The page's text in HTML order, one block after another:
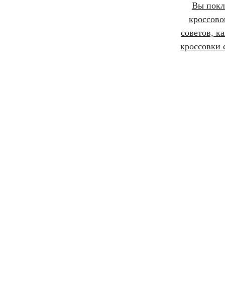
Вы
советов,
кроссовки